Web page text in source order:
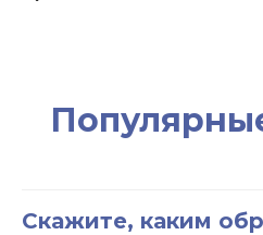
Скажите, каким